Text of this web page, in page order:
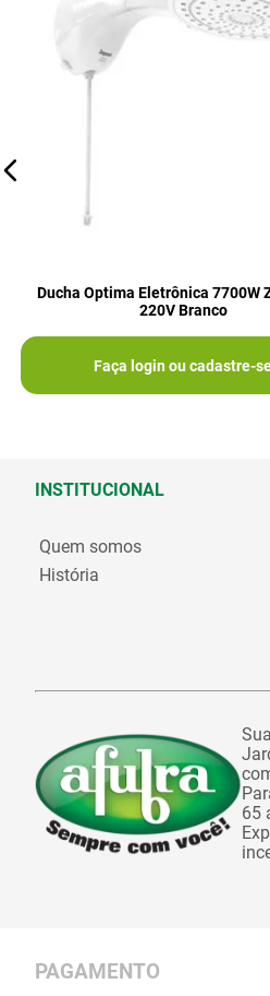
Ducha Optima Eletrônica 7700W
220V Branco
Faça login ou cadastre-
INSTITUCIONAL
Quem somos
História
65
PAGAMENTO